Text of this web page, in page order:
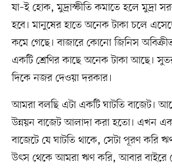
যা–ই হোক, মুদ্রাস্ফীতি কমাতে হলে মুদ্রা
হবে। মানুষের হাতে অনেক টাকা চলে
কমে গেছে। বাজারে কোনো জিনিস
একটি শ্রেণির কাছে অনেক টাকা আছে।
দিকে নজর দেওয়া দরকার।
আমরা বলছি এটা একটি ঘাটতি বাজেট।
উন্নয়ন বাজেট আলাদা করা হতো। এখন
বাজেটে যে ঘাটতি থাকে, সেটা পূরণ করি
উৎস থেকে আমরা ঋণ করি, আবার বাইরে